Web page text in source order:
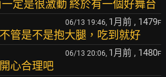
定是很激動 終於有一個好舞台
06/13 19:46, 1月前 , 1479F
管是不是抱大腿，吃到就好
06/13 20:06, 1月前 , 1480F
心合理吧